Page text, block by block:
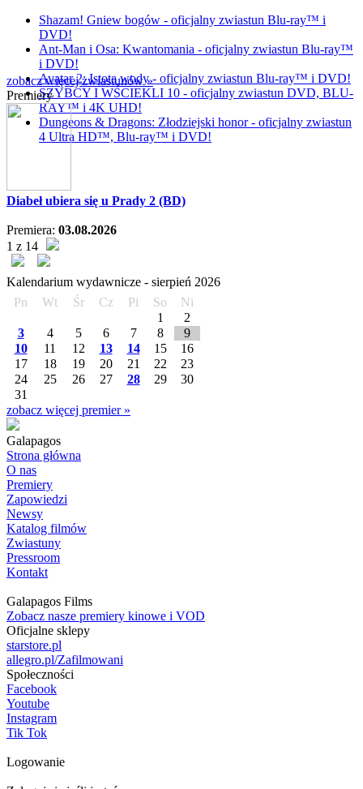
Shazam! Gniew bogów - oficjalny zwiastun Blu-ray™ i
DVD!
Ant-Man i Osa: Kwantomania - oficjalny zwiastun Blu-ray™
i DVD!
Avatar 2: Istota wody - oficjalny zwiastun Blu-ray™ i DVD!
SZYBCY I WŚCIEKLI 10 - oficjalny zwiastun DVD, BLU-
RAY™ i 4K UHD!
Dungeons & Dragons: Złodziejski honor - oficjalny zwiastun
4 Ultra HD™, Blu-ray™ i DVD!
zobacz więcej zwiastunów »
Premiery
Diabeł ubiera się u Prady 2 (BD)
Premiera: 03.08.2026
1 z 14
Kalendarium wydawnicze - sierpień 2026
Pn
Wt Śr Cz Pi So
Ni
1
2
3
4 5 6 7 8
9
10
11 12 13 14 15
16
17
18 19 20 21 22
23
24
25 26 27 28 29
30
31
zobacz więcej premier »
Galapagos
Strona główna
O nas
Premiery
Zapowiedzi
Newsy
Katalog filmów
Zwiastuny
Pressroom
Kontakt
Galapagos Films
Zobacz nasze premiery kinowe i VOD
Oficjalne sklepy
starstore.pl
allegro.pl/Zafilmowani
Społeczności
Facebook
Youtube
Instagram
Tik Tok
Logowanie